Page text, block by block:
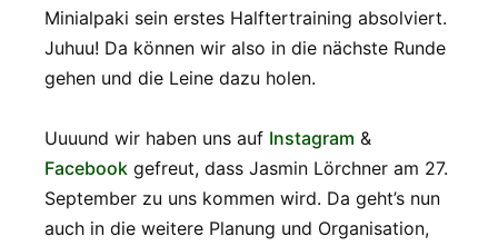
Minialpaki sein erstes Halftertraining absolviert.
Juhuu! Da können wir also in die nächste Runde
gehen und die Leine dazu holen.
Uuuund wir haben uns auf Instagram &
Facebook gefreut, dass Jasmin Lörchner am 27.
September zu uns kommen wird. Da geht’s nun
auch in die weitere Planung und Organisation,